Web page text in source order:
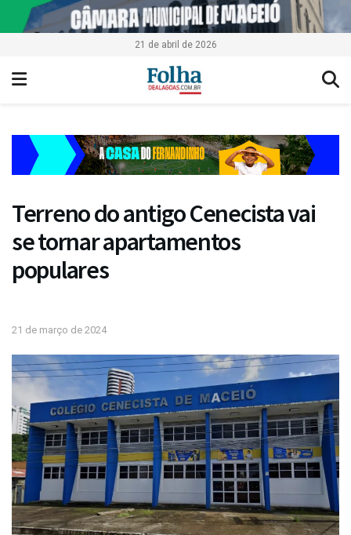
21 de abril de 2026
Terreno do antigo Cenecista vai
se tornar apartamentos
populares
21 de março de 2024